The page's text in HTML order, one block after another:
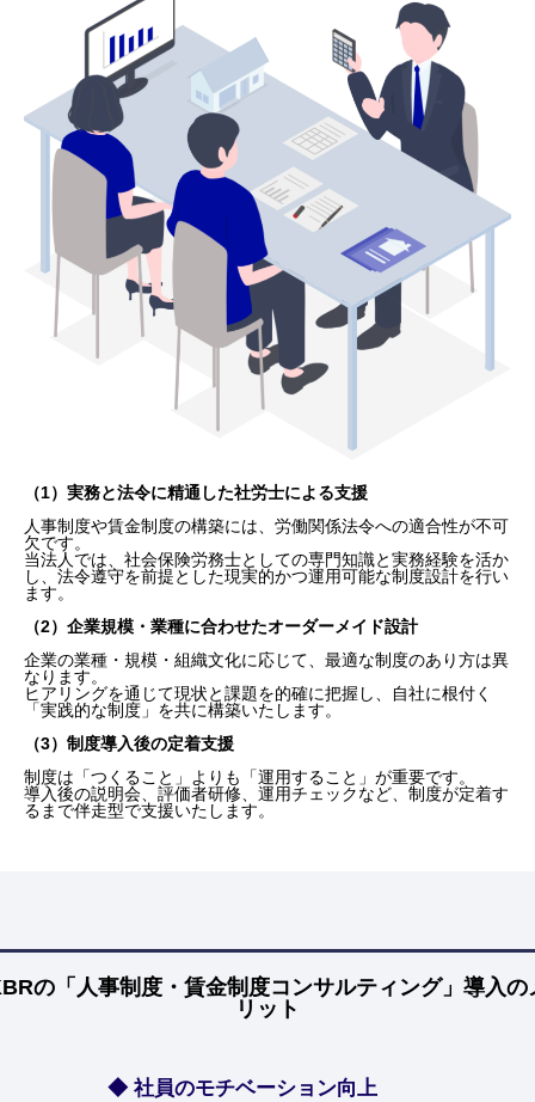
（1）実務と法令に精通した社労士による支援
人事制度や賃金制度の構築には、労働関係法令への適合性が不可
欠です。
当法人では、社会保険労務士としての専門知識と実務経験を活か
し、法令遵守を前提とした現実的かつ運用可能な制度設計を行い
ます。
（2）企業規模・業種に合わせたオーダーメイド設計
企業の業種・規模・組織文化に応じて、最適な制度のあり方は異
なります。
ヒアリングを通じて現状と課題を的確に把握し、自社に根付く
「実践的な制度」を共に構築いたします。
（3）制度導入後の定着支援
制度は「つくること」よりも「運用すること」が重要です。
導入後の説明会、評価者研修、運用チェックなど、制度が定着す
るまで伴走型で支援いたします。
の「人事制度・賃金制度コンサルティング」導入の
リット
◆ 社員のモチベーション向上